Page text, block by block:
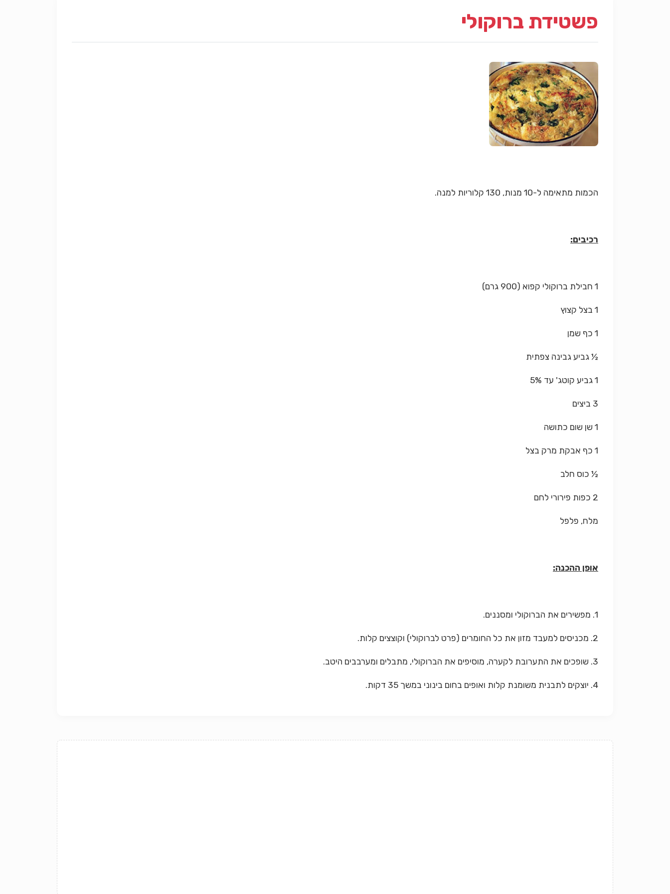
פשטידת ברוקולי
הכמות מתאימה ל-10 מנות, 130 קלוריות למנה.
רכיבים:
1 חבילת ברוקולי קפוא (900 גרם)
1 בצל קצוץ
1 כף שמן
½ גביע גבינה צפתית
1 גביע קוטג' עד 5%
3 ביצים
1 שן שום כתושה
1 כף אבקת מרק בצל
½ כוס חלב
2 כפות פירורי לחם
מלח, פלפל
אופן ההכנה:
1. מפשירים את הברוקולי ומסננים.
2. מכניסים למעבד מזון את כל החומרים (פרט לברוקולי) וקוצצים קלות.
3. שופכים את התערובת לקערה, מוסיפים את הברוקולי, מתבלים ומערבבים היטב.
4. יוצקים לתבנית משומנת קלות ואופים בחום בינוני במשך 35 דקות.